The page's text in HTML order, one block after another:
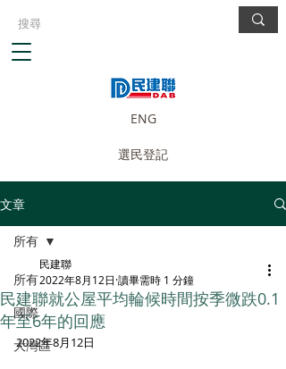
ENG
選民登記
文章
所有
國際
大灣區
所有
民建聯就公屋平均輪候時間按季微跌0.1
年至6年的回應
民建聯
2022年8月12日 讀畢需時 1 分鐘
2022年8月12日